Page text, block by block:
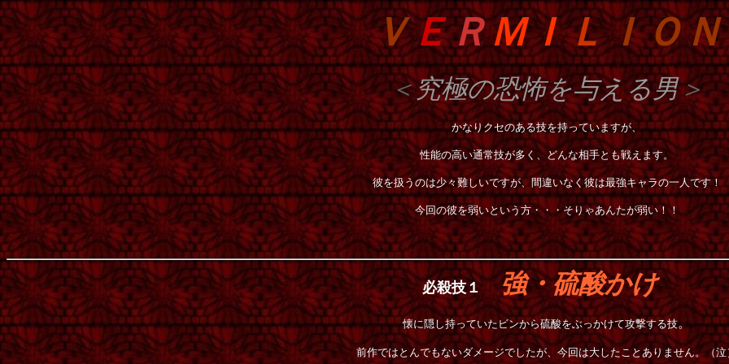
ＶＥＲＭＩＬＩＯＮ
＜究極の恐怖を与える男＞
かなりクセのある技を持っていますが、
性能の高い通常技が多く、どんな相手とも戦えます。
彼を扱うのは少々難しいですが、間違いなく彼は最強キャラの一人です！
今回の彼を弱いという方・・・そりゃあんたが弱い！！
必殺技１ 強・硫酸かけ
懐に隠し持っていたビンから硫酸をぶっかけて攻撃する技。
前作ではとんでもないダメージでしたが、今回は大したことありません。（泣